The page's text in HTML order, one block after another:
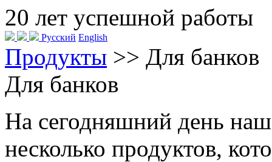
20 лет успешной работы
Русский English
Продукты >> Для банков
Для банков
На сегодняшний день
несколько продуктов,